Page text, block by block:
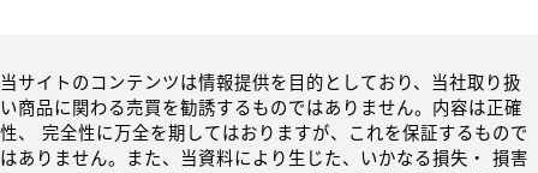
当サイトのコンテンツは情報提供を目的としており、当社取り扱
い商品に関わる売買を勧誘するものではありません。内容は正確
性、 完全性に万全を期してはおりますが、これを保証するもので
はありません。また、当資料により生じた、いかなる損失・ 損害